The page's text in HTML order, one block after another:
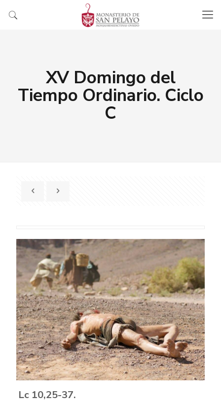
XV Domingo del
Tiempo Ordinario. Ciclo
C
Lc 10,25-37.